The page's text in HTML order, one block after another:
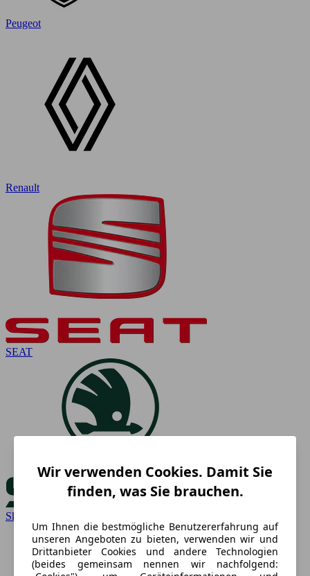
Peugeot
Renault
SEAT
Skoda
Wir verwenden Cookies. Damit Sie
finden, was Sie brauchen.
Um Ihnen die bestmögliche Benutzererfahrung auf
unseren Angeboten zu bieten, verwenden wir und
Drittanbieter Cookies und andere Technologien
(beides gemeinsam nennen wir nachfolgend: